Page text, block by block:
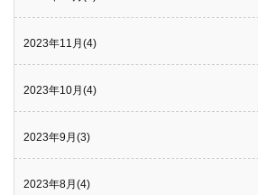
2023年11月(4)
2023年10月(4)
2023年9月(3)
2023年8月(4)